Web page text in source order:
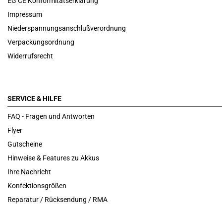
Impressum
Niederspannungsanschlußverordnung
Verpackungsordnung
Widerrufsrecht
SERVICE & HILFE
FAQ - Fragen und Antworten
Flyer
Gutscheine
Hinweise & Features zu Akkus
Ihre Nachricht
Konfektionsgrößen
Reparatur / Rücksendung / RMA